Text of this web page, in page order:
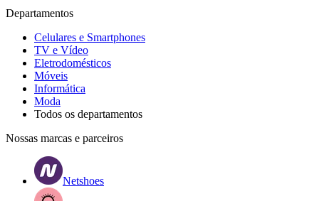
Departamentos
Celulares e Smartphones
TV e Vídeo
Eletrodomésticos
Móveis
Informática
Moda
Todos os departamentos
Nossas marcas e parceiros
Netshoes